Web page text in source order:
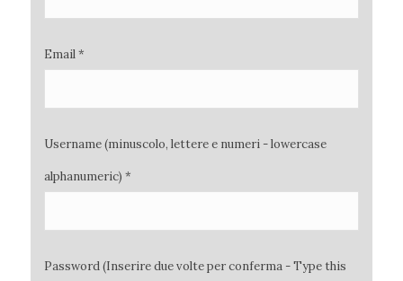
Email *
Username (minuscolo, lettere e numeri - lowercase
alphanumeric) *
Password (Inserire due volte per conferma - Type this